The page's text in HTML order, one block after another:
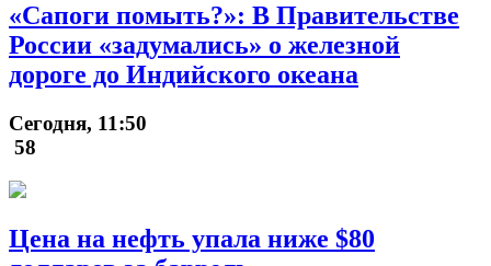
«Сапоги помыть?»: В Правительстве
России «задумались» о железной
дороге до Индийского океана
Сегодня, 11:50
58
Цена на нефть упала ниже $80